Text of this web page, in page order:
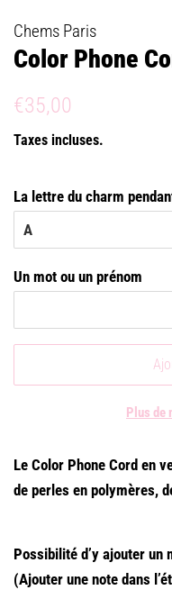
Chems Paris
Color Phone
Prix
€35,00
Taxes incluses.
La lettre du charm
Un mot ou un prénom
Plus de
Le Color Phone Cord en
de perles en polymères,
Possibilité d’y ajouter un
(Ajouter une note dans